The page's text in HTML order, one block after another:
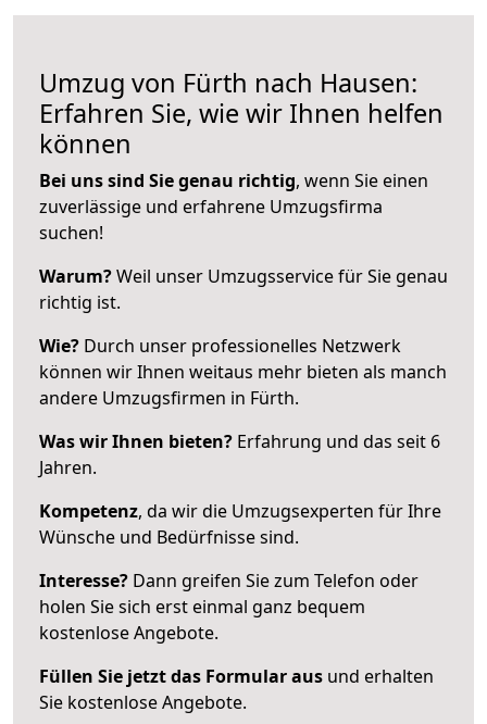
Umzug von Fürth nach Hausen:
Erfahren Sie, wie wir Ihnen helfen
können
Bei uns sind Sie genau richtig, wenn Sie einen
zuverlässige und erfahrene Umzugsfirma
suchen!
Warum?Weil unser Umzugsservice für Sie genau
richtig ist.
Wie? Durch unser professionelles Netzwerk
können wir Ihnen weitaus mehr bieten als manch
andere Umzugsfirmen in Fürth.
Was wir Ihnen bieten? Erfahrung und das seit 6
Jahren.
Kompetenz, da wir die Umzugsexperten für Ihre
Wünsche und Bedürfnisse sind.
Interesse? Dann greifen Sie zum Telefon oder
holen Sie sich erst einmal ganz bequem
kostenlose Angebote.
Füllen Sie jetzt das Formular aus und erhalten
Sie kostenlose Angebote.